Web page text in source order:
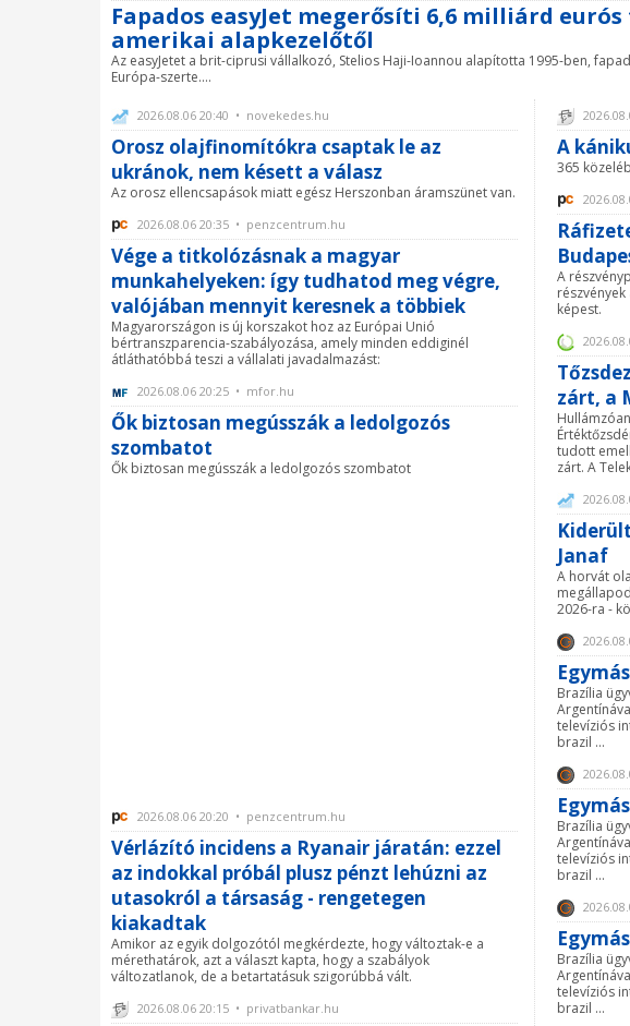
Fapados easyJet megerősíti 6,6 milliárd
amerikai alapkezelőtől
Az easyJetet a brit-ciprusi vállalkozó, Stelios Haji-Ioannou alapította 1995-ben,
Európa-szerte....
2026.08.06 20:40 • novekedes.hu
Orosz olajfinomítókra csaptak le az
ukránok, nem késett a válasz
Az orosz ellencsapások miatt egész Herszonban áramszünet van.
2026.08.06 20:35 • penzcentrum.hu
Vége a titkolózásnak a magyar
munkahelyeken: így tudhatod meg végre,
valójában mennyit keresnek a többiek
Magyarországon is új korszakot hoz az Európai Unió
bértranszparencia-szabályozása, amely minden eddiginél
átláthatóbbá teszi a vállalati javadalmazást:
2026.08.06 20:25 • mfor.hu
Ők biztosan megússzák a ledolgozós
szombatot
Ők biztosan megússzák a ledolgozós szombatot
2026.08.06 20:20 • penzcentrum.hu
Vérlázító incidens a Ryanair járatán: ezzel
az indokkal próbál plusz pénzt lehúzni az
utasokról a társaság - rengetegen
kiakadtak
Amikor az egyik dolgozótól megkérdezte, hogy változtak-e a
mérethatárok, azt a választ kapta, hogy a szabályok
változatlanok, de a betartatásuk szigorúbbá vált.
2026.08.06 20:15 • privatbankar.hu
A
365
A
képest.
zárt, a
tudott
zárt. A
Janaf
A horvát
2026-ra -
Brazília
televíziós
brazil ...
Brazília
televíziós
brazil ...
Brazília
televíziós
brazil ...